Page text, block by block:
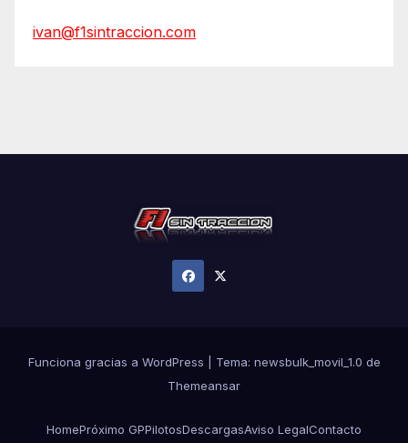
ivan@f1sintraccion.com
Funciona gracias a WordPress Tema: newsbulk_movil_1.0 de
Themeansar
HomePróximo GPPilotosDescargasAviso LegalContacto